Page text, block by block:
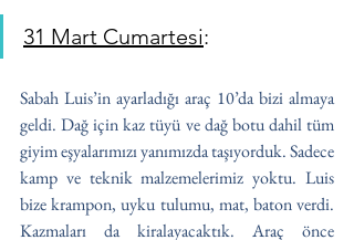
31 Mart Cumartesi:
Sabah Luis’in ayarladığı araç 10’da bizi almaya
geldi. Dağ için kaz tüyü ve dağ botu dahil tüm
giyim eşyalarımızı yanımızda taşıyorduk. Sadece
kamp ve teknik malzemelerimiz yoktu. Luis
bize krampon, uyku tulumu, mat, baton verdi.